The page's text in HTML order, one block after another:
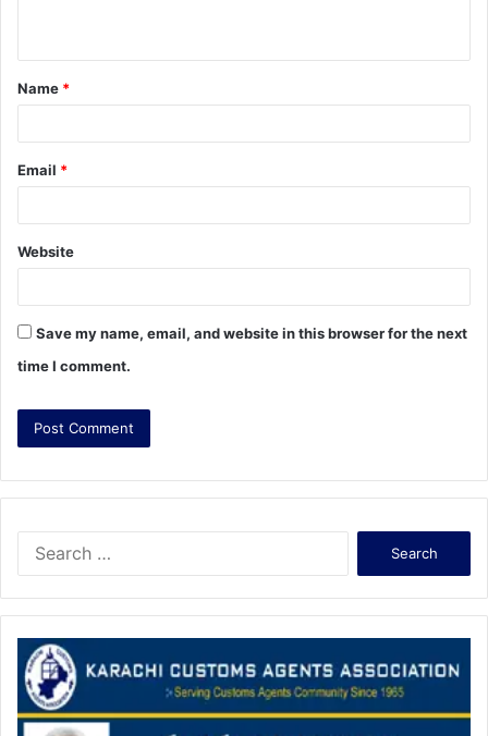
t
*
Name *
Email *
Website
Save my name, email, and website in this browser for the next
time I comment.
f
o
r